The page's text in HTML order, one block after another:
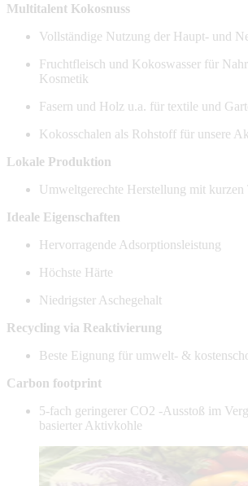
Multitalent Kokosnuss
Vollständige Nutzung der Haupt- und
Fruchtfleisch und Kokoswasser für
Kosmetik
Fasern und Holz u.a. für textile und
Kokosschalen als Rohstoff für unsere
Lokale Produktion
Umweltgerechte Herstellung mit kurzen
Ideale Eigenschaften
Hervorragende Adsorptionsleistung
Höchste Härte
Niedrigster Aschegehalt
Recycling via Reaktivierung
Beste Eignung für umwelt- &
Carbon footprint
5-fach geringerer CO2 -Ausstoß im
basierter Aktivkohle